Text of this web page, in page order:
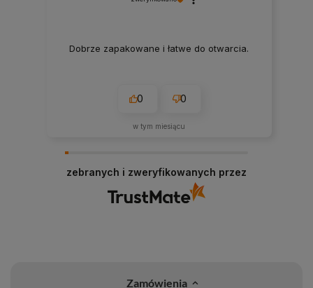
Dobrze zapakowane i łatwe do otwarcia.
0 0
w tym miesiącu
zebranych i zweryfikowanych przez
Zamówienia